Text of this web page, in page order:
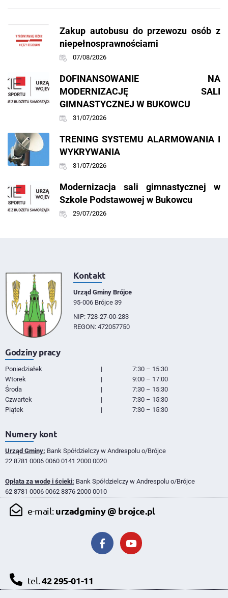
Zakup autobusu do przewozu osób z
niepełnosprawnościami
07/08/2026
DOFINANSOWANIE NA
MODERNIZACJĘ SALI
GIMNASTYCZNEJ W BUKOWCU
31/07/2026
TRENING SYSTEMU ALARMOWANIA I
WYKRYWANIA
31/07/2026
Modernizacja sali gimnastycznej w
Szkole Podstawowej w Bukowcu
29/07/2026
Kontakt
Urząd Gminy Brójce
95-006 Brójce 39
NIP: 728-27-00-283
REGON: 472057750
Godziny pracy
Poniedziałek |
7:30 – 15:30
Wtorek
|
9:00 – 17:00
Środa
|
7:30 – 15:30
Czwartek
|
7:30 – 15:30
Piątek
| 7:30 – 15:30
Numery kont
Urząd Gminy: Bank Spółdzielczy w Andrespolu o/Brójce
22 8781 0006 0060 0141 2000 0020
Opłata za wodę i ścieki: Bank Spółdzielczy w Andrespolu o/Brójce
62 8781 0006 0062 8376 2000 0010
e-mail:urzadgminy @ brojce.pl
tel. 42 295-01-11